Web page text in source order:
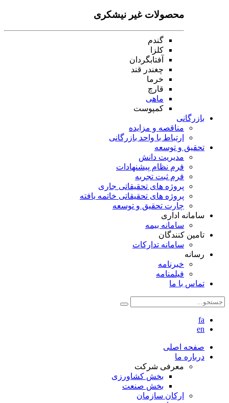
محصولات غیر نیشکری
گندم
کلزا
آفتابگردان
چغندر قند
خرما
قارچ
ماهی
کمپوست
بازرگانی
مناقصه و مزایده
ارتباط با واحد بازرگانی
تحقیق و توسعه
مدیریت دانش
فرم نظام پیشنهادات
فرم ثبت تجربه
پروژه های تحقیقاتی جاری
پروژه های تحقیقاتی خاتمه یافته
چارت تحقیق و توسعه
سامانه اداری
سامانه بیمه
تامین کنندگان
سامانه تدارکات
رسانه
خبرنامه
فیلمنامه
تماس با ما
fa
en
صفحه اصلی
درباره ما
معرفی شرکت
بخش کشاورزی
بخش صنعت
ارکان سازمان